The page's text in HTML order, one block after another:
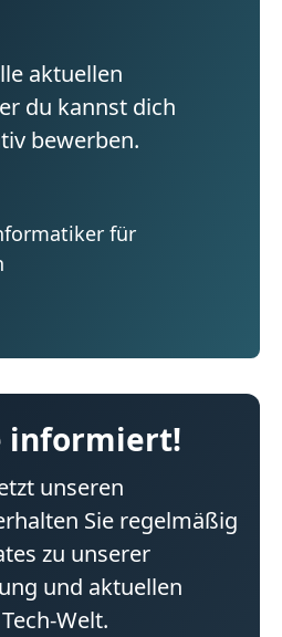
aktuellen
du kannst dich
bewerben.
für
informiert!
unseren
Sie regelmäßig
zu unserer
und aktuellen
Welt.